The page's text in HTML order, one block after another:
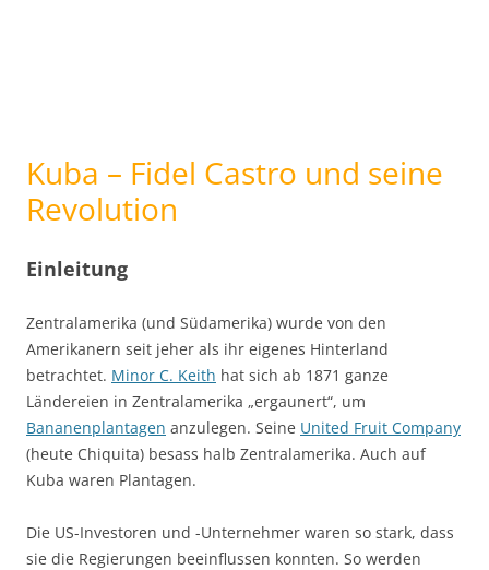
Kuba – Fidel Castro und seine
Revolution
Einleitung
Zentralamerika (und Südamerika) wurde von den
Amerikanern seit jeher als ihr eigenes Hinterland
betrachtet. Minor C. Keith hat sich ab 1871 ganze
Ländereien in Zentralamerika „ergaunert“, um
Bananenplantagen anzulegen. Seine United Fruit Company
(heute Chiquita) besass halb Zentralamerika. Auch auf
Kuba waren Plantagen.
Die US-Investoren und -Unternehmer waren so stark, dass
sie die Regierungen beeinflussen konnten. So werden